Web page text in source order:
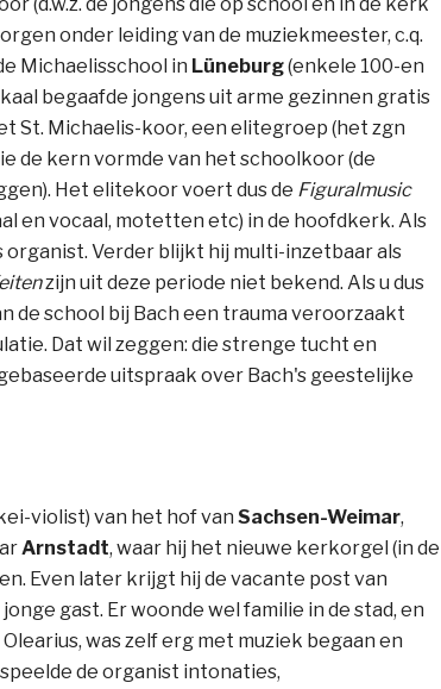
onder leiding van de muziekmeester, c.q.
Michaelisschool in Lüneburg(enkele 100-en
begaafde jongens uit arme gezinnen gratis
St. Michaelis-koor, een elitegroep (het zgn
de kern vormde van het schoolkoor (de
Het elitekoor voert dus de Figuralmusic
en vocaal, motetten etc) in de hoofdkerk. Als
Verder blijkt hij multi-inzetbaar als
zijn uit deze periode niet bekend. Als u dus
de school bij Bach een trauma veroorzaakt
Dat wil zeggen: die strenge tucht en
uitspraak over Bach's geestelijke
violist) van het hof van Sachsen-Weimar,
Arnstadt, waar hij het nieuwe kerkorgel (in de
Even later krijgt hij de vacante post van
gast. Er woonde wel familie in de stad, en
was zelf erg met muziek begaan en
de organist intonaties,